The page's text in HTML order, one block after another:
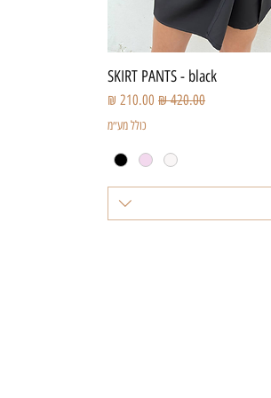
תצוגה מהירה
SKIRT PANTS - black
מחיר רגיל מחיר מבצע
כולל מע״מ